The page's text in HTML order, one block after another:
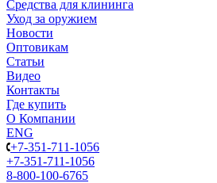
Средства для клининга
Уход за оружием
Новости
Оптовикам
Статьи
Видео
Контакты
Где купить
О Компании
ENG
+7-351-711-1056
+7-351-711-1056
8-800-100-6765